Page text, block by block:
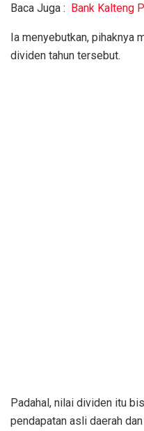
Baca Juga : Bank Kalteng
Ia menyebutkan, pihaknya
dividen tahun tersebut.
Padahal, nilai dividen itu
pendapatan asli daerah